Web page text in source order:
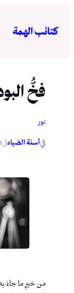
المحتوى
كتائب الهمة
فخُّ
نور
فيأسنة الضياء
من خيرِ ما جاءَ